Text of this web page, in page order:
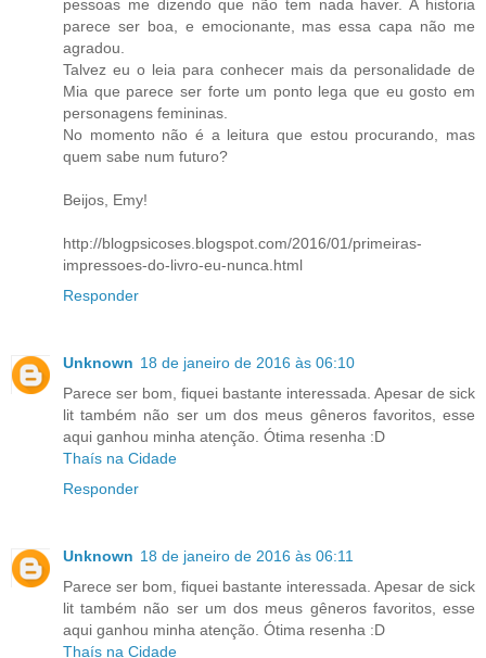
pessoas me dizendo que não tem nada haver. A historia
parece ser boa, e emocionante, mas essa capa não me
agradou.
Talvez eu o leia para conhecer mais da personalidade de
Mia que parece ser forte um ponto lega que eu gosto em
personagens femininas.
No momento não é a leitura que estou procurando, mas
quem sabe num futuro?
Beijos, Emy!
http://blogpsicoses.blogspot.com/2016/01/primeiras-
impressoes-do-livro-eu-nunca.html
Responder
Unknown 18 de janeiro de 2016 às 06:10
Parece ser bom, fiquei bastante interessada. Apesar de sick
lit também não ser um dos meus gêneros favoritos, esse
aqui ganhou minha atenção. Ótima resenha :D
Thaís na Cidade
Responder
Unknown 18 de janeiro de 2016 às 06:11
Parece ser bom, fiquei bastante interessada. Apesar de sick
lit também não ser um dos meus gêneros favoritos, esse
aqui ganhou minha atenção. Ótima resenha :D
Thaís na Cidade